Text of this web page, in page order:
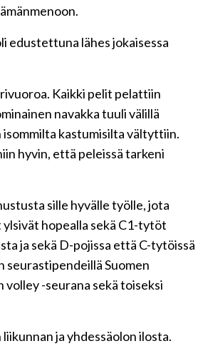
edustettuna lähes jokaisessa
Kaikki pelit pelattiin
navakka tuuli välillä
isommilta kastumisilta vältyttiin.
hyvin, että peleissä tarkeni
sille hyvälle työlle, jota
hopealla sekä C1-tytöt
ja sekä D-pojissa että C-tytöissä
seurastipendeillä Suomen
-seurana sekä toiseksi
ja yhdessäolon ilosta.